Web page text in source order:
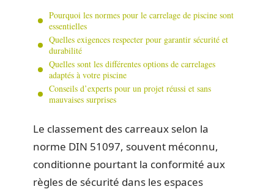
Pourquoi les normes pour le carrelage de piscine sont
essentielles
Quelles exigences respecter pour garantir sécurité et
durabilité
Quelles sont les différentes options de carrelages
adaptés à votre piscine
Conseils d’experts pour un projet réussi et sans
mauvaises surprises
Le classement des carreaux selon la
norme DIN 51097, souvent méconnu,
conditionne pourtant la conformité aux
règles de sécurité dans les espaces